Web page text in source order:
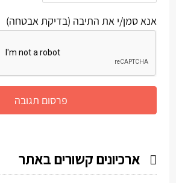
אנא סמן/י את התיבה (בדיקת אבטחה)
ארכיונים קשורים באתר